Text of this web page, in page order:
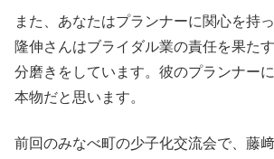
また、あなたはプランナーに関心を持
隆伸さんはブライダル業の責任を果た
分磨きをしています。彼のプランナー
本物だと思います。
前回のみなべ町の少子化交流会で、藤